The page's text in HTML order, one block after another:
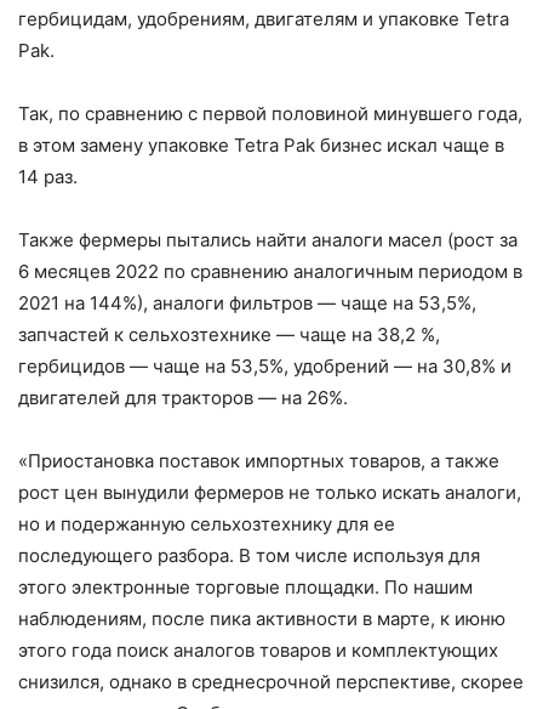
гербицидам, удобрениям, двигателям и упаковке Tetra
Pak.
Так, по сравнению с первой половиной минувшего года,
в этом замену упаковке Tetra Pak бизнес искал чаще в
14 раз.
Также фермеры пытались найти аналоги масел (рост за
6 месяцев 2022 по сравнению аналогичным периодом в
2021 на 144%), аналоги фильтров — чаще на 53,5%,
запчастей к сельхозтехнике — чаще на 38,2 %,
гербицидов — чаще на 53,5%, удобрений — на 30,8% и
двигателей для тракторов — на 26%.
«Приостановка поставок импортных товаров, а также
рост цен вынудили фермеров не только искать аналоги,
но и подержанную сельхозтехнику для ее
последующего разбора. В том числе используя для
этого электронные торговые площадки. По нашим
наблюдениям, после пика активности в марте, к июню
этого года поиск аналогов товаров и комплектующих
снизился, однако в среднесрочной перспективе, скорее